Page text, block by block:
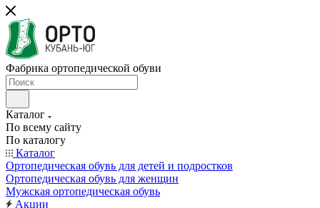
Фабрика ортопедической обуви
Каталог
По всему сайту
По каталогу
Каталог
Ортопедическая обувь для детей и подростков
Ортопедическая обувь для женщин
Мужская ортопедическая обувь
Акции